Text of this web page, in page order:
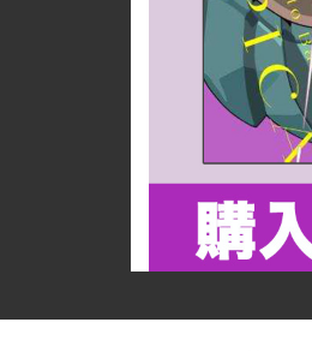
詳細ページへのリンク